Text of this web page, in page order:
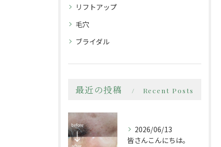
リフトアップ
毛穴
ブライダル
最近の投稿 Recent Posts
2026/06/13
皆さんこんにちは。